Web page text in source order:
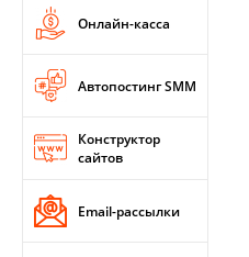
Онлайн-касса
Автопостинг SMM
Конструктор
сайтов
Email-рассылки